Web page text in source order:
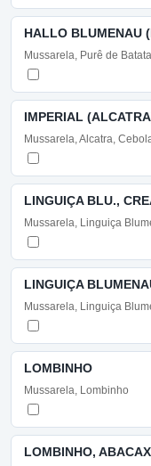
HALLO BLUMENAU
Mussarela, Purê de
IMPERIAL
Mussarela, Alcatra,
LINGUIÇA BLU.,
Mussarela, Linguiça
LINGUIÇA
Mussarela, Linguiça
LOMBINHO
Mussarela, Lombinho
LOMBINHO,